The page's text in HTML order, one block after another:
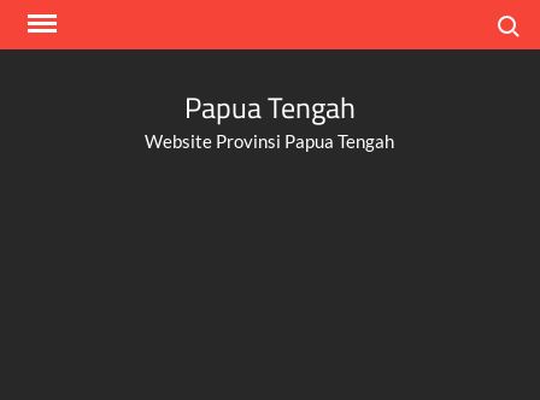
Skip
Papua Tengah
Website Provinsi Papua Tengah